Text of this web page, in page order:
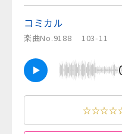
コミカル
楽曲No.9188 103-11